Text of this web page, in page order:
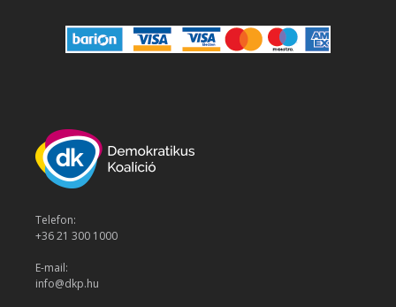
Telefon:
+36 21 300 1000
E-mail:
info@dkp.hu